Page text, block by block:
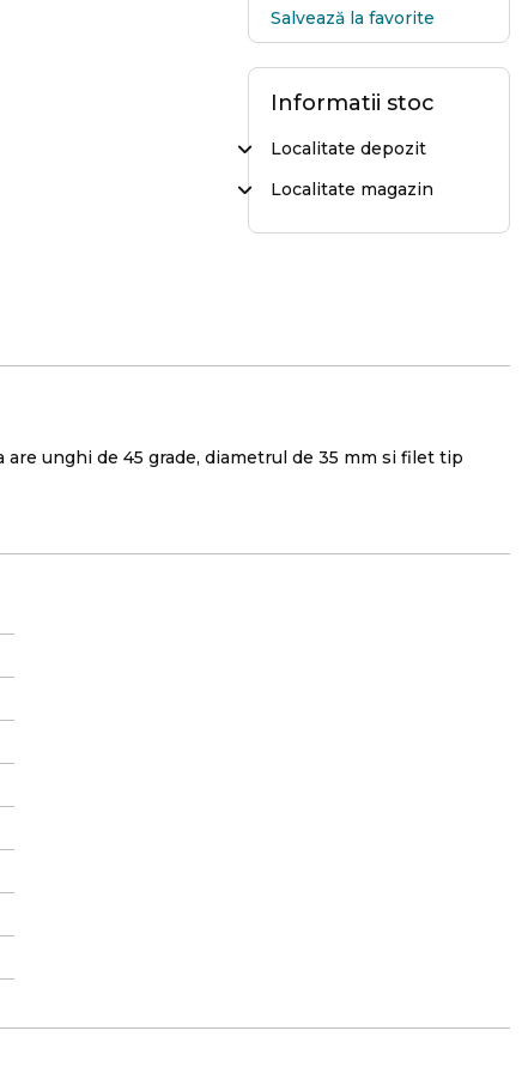
Salvează la favorite
Informatii stoc
Localitate depozit
Localitate magazin
unghi de 45 grade, diametrul de 35 mm si filet tip